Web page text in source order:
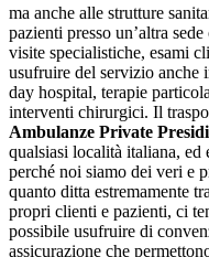
ma anche alle strutture
pazienti presso un’altra
visite specialistiche, esami
usufruire del servizio anche
day hospital, terapie
interventi chirurgici. Il
Ambulanze Private
qualsiasi località italiana, ed
perché noi siamo dei veri e
quanto ditta estremamente
propri clienti e pazienti, ci
possibile usufruire di
assicurazione che